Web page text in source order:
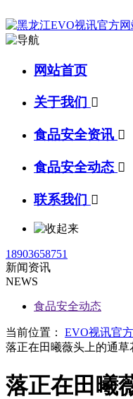
网站首页
关于我们 
食品安全资讯 
食品安全动态 
联系我们 
18903658751
新闻资讯
NEWS
食品安全动态
当前位置： EVO视讯官
落正在田曦薇头上的通草
落正在田曦